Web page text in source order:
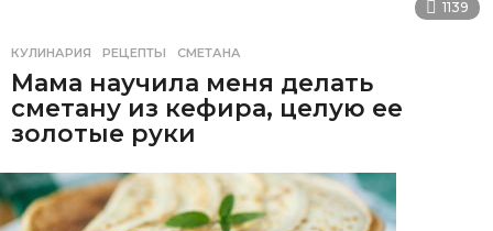
1139
КУЛИНАРИЯ РЕЦЕПТЫ ,СМЕТАНА
Мама научила меня делать
сметану из кефира, целую ее
золотые руки